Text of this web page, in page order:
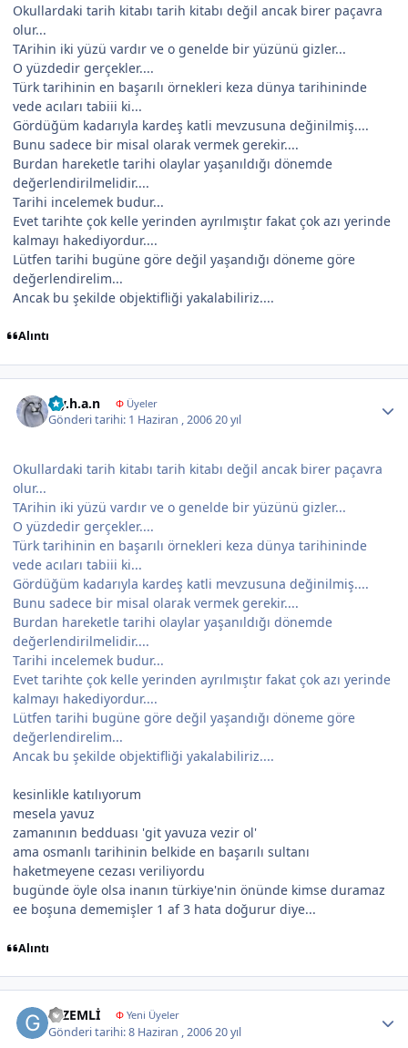
Okullardaki tarih kitabı tarih kitabı değil ancak birer paçavra
olur...
TArihin iki yüzü vardır ve o genelde bir yüzünü gizler...
O yüzdedir gerçekler....
Türk tarihinin en başarılı örnekleri keza dünya tarihininde
vede acıları tabiii ki...
Gördüğüm kadarıyla kardeş katli mevzusuna değinilmiş....
Bunu sadece bir misal olarak vermek gerekir....
Burdan hareketle tarihi olaylar yaşanıldığı dönemde
değerlendirilmelidir....
Tarihi incelemek budur...
Evet tarihte çok kelle yerinden ayrılmıştır fakat çok azı yerinde
kalmayı hakediyordur....
Lütfen tarihi bugüne göre değil yaşandığı döneme göre
değerlendirelim...
Ancak bu şekilde objektifliği yakalabiliriz....
Alıntı
a.y.h.a.n ΦÜyeler
Gönderi tarihi: 1 Haziran , 200620 yıl
Okullardaki tarih kitabı tarih kitabı değil ancak birer paçavra
olur...
TArihin iki yüzü vardır ve o genelde bir yüzünü gizler...
O yüzdedir gerçekler....
Türk tarihinin en başarılı örnekleri keza dünya tarihininde
vede acıları tabiii ki...
Gördüğüm kadarıyla kardeş katli mevzusuna değinilmiş....
Bunu sadece bir misal olarak vermek gerekir....
Burdan hareketle tarihi olaylar yaşanıldığı dönemde
değerlendirilmelidir....
Tarihi incelemek budur...
Evet tarihte çok kelle yerinden ayrılmıştır fakat çok azı yerinde
kalmayı hakediyordur....
Lütfen tarihi bugüne göre değil yaşandığı döneme göre
değerlendirelim...
Ancak bu şekilde objektifliği yakalabiliriz....
kesinlikle katılıyorum
mesela yavuz
zamanının bedduası 'git yavuza vezir ol'
ama osmanlı tarihinin belkide en başarılı sultanı
haketmeyene cezası veriliyordu
bugünde öyle olsa inanın türkiye'nin önünde kimse duramaz
ee boşuna dememişler 1 af 3 hata doğurur diye...
Alıntı
GİZEMLİ ΦYeni Üyeler
Gönderi tarihi:8 Haziran , 200620 yıl